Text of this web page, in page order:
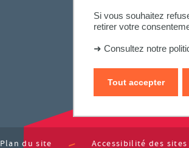
Si vous souhaitez
retirer votre
➜ Consultez notre
Tout accepter
Plan du site Accessibilité des